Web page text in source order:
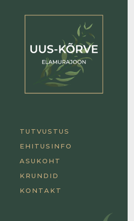
TUTVUSTUS
EHITUSINFO
ASUKOHT
KRUNDID
KONTAKT